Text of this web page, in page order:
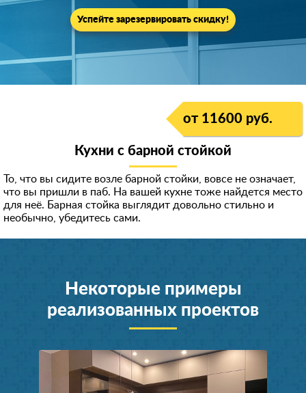
Успейте зарезервировать скидку!
от 11600 руб.
Кухни с барной стойкой
То, что вы сидите возле барной стойки, вовсе не означает,
что вы пришли в паб. На вашей кухне тоже найдется место
для неё. Барная стойка выглядит довольно стильно и
необычно, убедитесь сами.
Некоторые примеры
реализованных проектов